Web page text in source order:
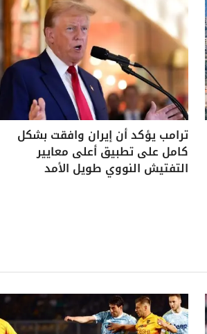
ترامب يؤكد أن إيران وافقت بشكل
كامل على تطبيق أعلى معايير
التفتيش النووي طويل الأمد